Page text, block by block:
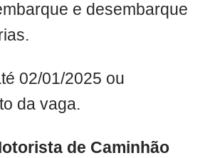
e desembarque
02/01/2025 ou
da vaga.
de Caminhão